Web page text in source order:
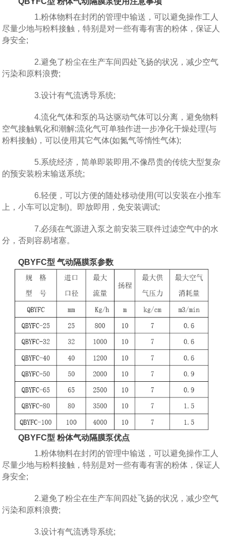
1.粉体物料在封闭的管理中输送，可以避免操作工人
尽量少地与粉料接触，特别是对一些有毒有害的粉体，保证人
身安全;
2.避免了粉尘在生产车间四处飞扬的状况，减少空气
污染和原料浪费;
3.设计有气流诱导系统;
4.流化气体和泵的马达驱动气体可以分离，避免物料
空气接触氧化和潮解;流化气可单独作进一步净化干燥处理(与
粉料接触)，可以使用其它气体(如氮气等惰性气体);
5.系统经济，简单即装即用,不像昂贵的传统大型复杂
的预安装粉末输送系统;
6.轻便，可以方便的随处移动使用(可以安装在小推车
上，小车可以定制)。即放即用，免安装调试;
7.必须在气源进入泵之前安装三联件过滤空气中的水
分，否则容易堵塞。
QBYFC型 气动隔膜泵参数
QBYFC型 粉体气动隔膜泵优点
1.粉体物料在封闭的管理中输送，可以避免操作工人
尽量少地与粉料接触，特别是对一些有毒有害的粉体，保证人
身安全;
2.避免了粉尘在生产车间四处飞扬的状况，减少空气
污染和原料浪费;
3.设计有气流诱导系统;